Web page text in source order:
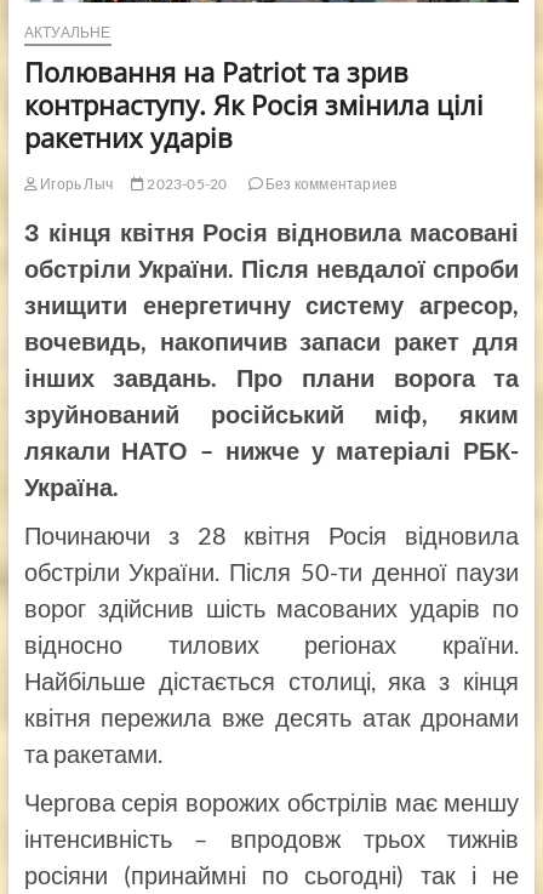
АКТУАЛЬНЕ
Полювання на Patriot та зрив
контрнаступу. Як Росія змінила цілі
ракетних ударів
Игорь Лыч 2023-05-20 Без комментариев
З кінця квітня Росія відновила масовані
обстріли України. Після невдалої спроби
знищити енергетичну систему агресор,
вочевидь, накопичив запаси ракет для
інших завдань. Про плани ворога та
зруйнований російський міф, яким
лякали НАТО – нижче у матеріалі РБК-
Україна.
Починаючи з 28 квітня Росія відновила
обстріли України. Після 50-ти денної паузи
ворог здійснив шість масованих ударів по
відносно тилових регіонах країни.
Найбільше дістається столиці, яка з кінця
квітня пережила вже десять атак дронами
та ракетами.
Чергова серія ворожих обстрілів має меншу
інтенсивність – впродовж трьох тижнів
росіяни (принаймні по сьогодні) так і не